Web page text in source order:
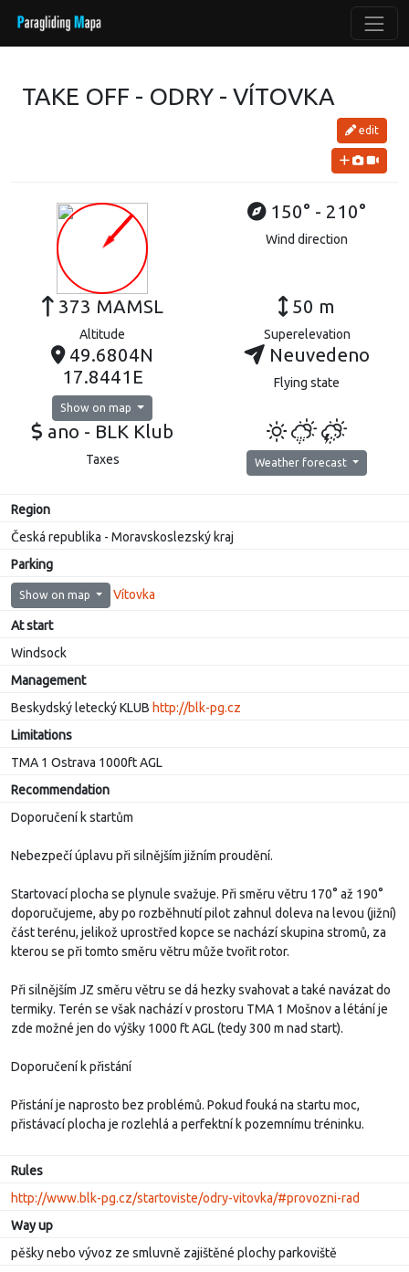
TAKE OFF - ODRY - VÍTOVKA
edit
150° - 210°
Wind direction
373 MAMSL
Altitude
50 m
Superelevation
49.6804N
17.8441E
Show on map
Neuvedeno
Flying state
ano - BLK Klub
Taxes Weather forecast
Region
Česká republika - Moravskoslezský kraj
Parking
Show on map Vítovka
At start
Windsock
Management
Beskydský letecký KLUB http://blk-pg.cz
Limitations
TMA 1 Ostrava 1000ft AGL
Recommendation
Doporučení k startům
Nebezpečí úplavu při silnějším jižním proudění.
Startovací plocha se plynule svažuje. Při směru větru 170° až 190°
doporučujeme, aby po rozběhnutí pilot zahnul doleva na levou (jižní)
část terénu, jelikož uprostřed kopce se nachází skupina stromů, za
kterou se při tomto směru větru může tvořit rotor.
Při silnějším JZ směru větru se dá hezky svahovat a také navázat do
termiky. Terén se však nachází v prostoru TMA 1 Mošnov a létání je
zde možné jen do výšky 1000 ft AGL (tedy 300 m nad start).
Doporučení k přistání
Přistání je naprosto bez problémů. Pokud fouká na startu moc,
přistávací plocha je rozlehlá a perfektní k pozemnímu tréninku.
Rules
http://www.blk-pg.cz/startoviste/odry-vitovka/#provozni-rad
Way up
pěšky nebo vývoz ze smluvně zajištěné plochy parkoviště